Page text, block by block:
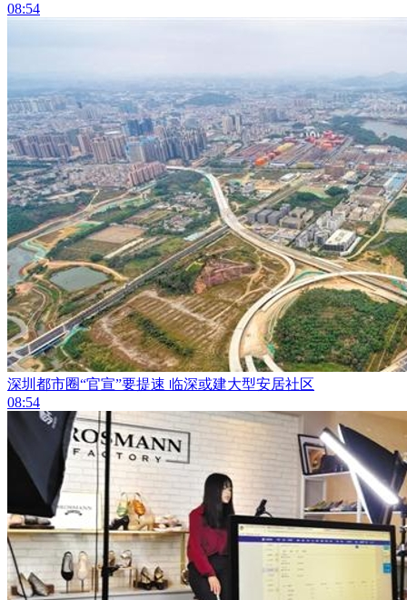
08:54
深圳都市圈“官宣”要提速 临深或建大型安居社区
08:54